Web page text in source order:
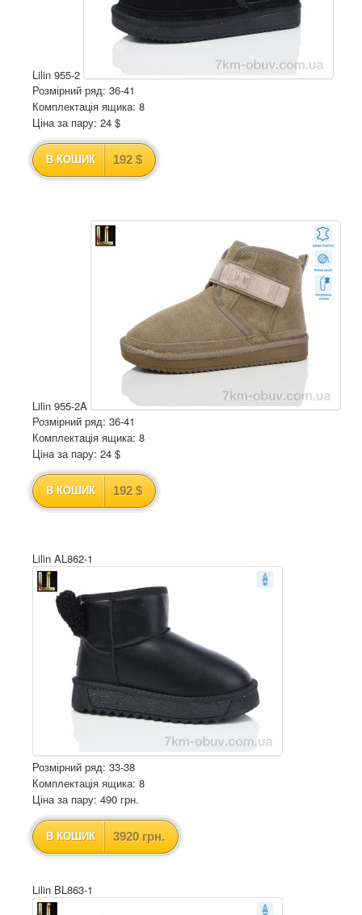
Lilin 955-2
Розмірний ряд: 36-41
Комплектація ящика: 8
Ціна за пару: 24 $
В КОШИК 192 $
Lilin 955-2A
Розмірний ряд: 36-41
Комплектація ящика: 8
Ціна за пару: 24 $
В КОШИК 192 $
Lilin AL862-1
Розмірний ряд: 33-38
Комплектація ящика: 8
Ціна за пару: 490 грн.
В КОШИК 3920 грн.
Lilin BL863-1